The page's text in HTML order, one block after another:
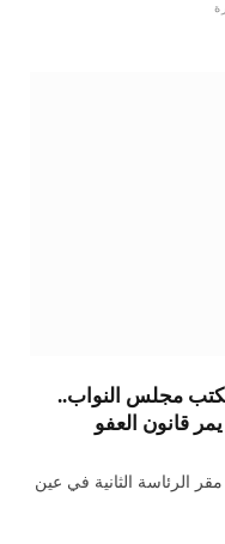
مكتب مجلس النواب..
قانون العفو
الرئاسة الثانية في عين